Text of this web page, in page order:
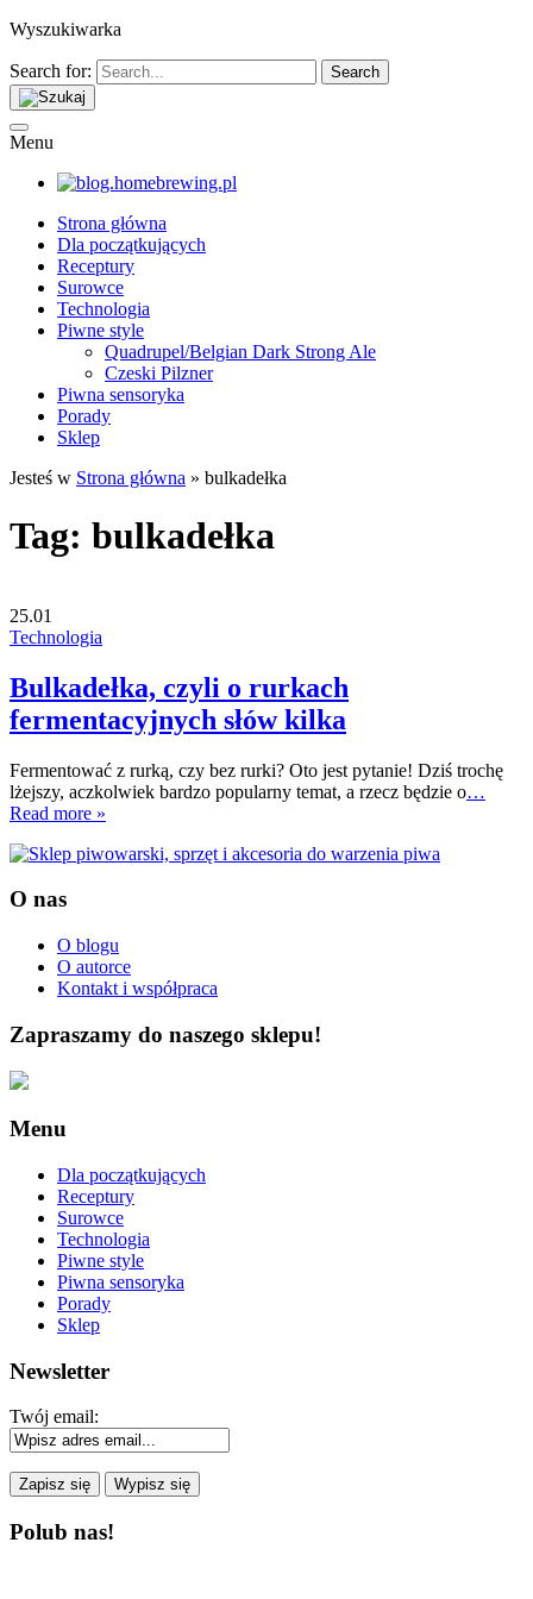
Wyszukiwarka
Search for:
Menu
Strona główna
Dla początkujących
Receptury
Surowce
Technologia
Piwne style
Quadrupel/Belgian Dark Strong Ale
Czeski Pilzner
Piwna sensoryka
Porady
Sklep
Jesteś w Strona główna » bulkadełka
Tag: bulkadełka
25.01
Technologia
Bulkadełka, czyli o rurkach
fermentacyjnych słów kilka
Fermentować z rurką, czy bez rurki? Oto jest pytanie! Dziś trochę
lżejszy, aczkolwiek bardzo popularny temat, a rzecz będzie o…
Read more »
O nas
O blogu
O autorce
Kontakt i współpraca
Zapraszamy do naszego sklepu!
Menu
Dla początkujących
Receptury
Surowce
Technologia
Piwne style
Piwna sensoryka
Porady
Sklep
Newsletter
Twój email:
Polub nas!